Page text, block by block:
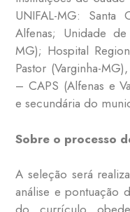
UNIFAL-MG:
Alfenas; Unidade
MG); Hospital
Pastor (Varginha-
– CAPS (Alfenas e
e secundária do
Sobre o processo
A seleção será
análise e pontuação